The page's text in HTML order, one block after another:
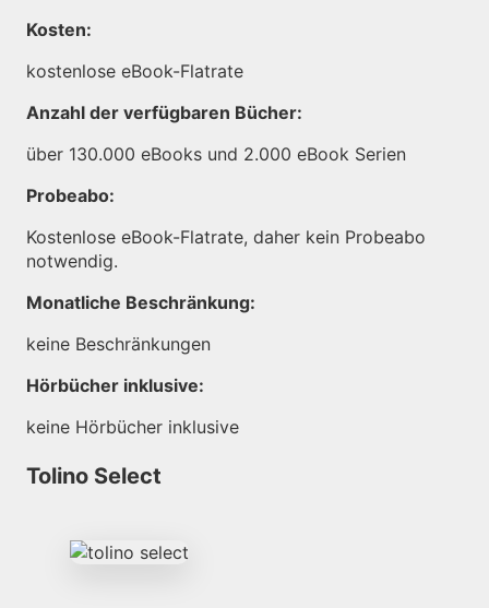
Kosten:
kostenlose eBook-Flatrate
Anzahl der verfügbaren Bücher:
über 130.000 eBooks und 2.000 eBook Serien
Probeabo:
Kostenlose eBook-Flatrate, daher kein Probeabo
notwendig.
Monatliche Beschränkung:
keine Beschränkungen
Hörbücher inklusive:
keine Hörbücher inklusive
Tolino Select